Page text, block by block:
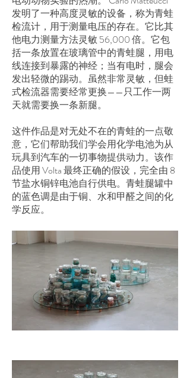
发明了一种高度灵敏的设备，称为青蛙
检流计，用于测量电压的存在。它比其
他电力测量方法灵敏 56,000 倍。它包
括一条放置在玻璃管中的青蛙腿，用电
线连接到暴露的神经；当有电时，腿会
发出轻微的踢动。虽然非常灵敏，但蛙
式检流器需要经常更换——只工作一两
天就需要换一条新腿。
这件作品是对无处不在的青蛙的一点敬
意，它们帮助我们学会用化学电池为从
玩具到汽车的一切事物提供动力。该作
品使用 Volta 最终正确的假设，完全由 8
节盐水铜锌电池自行供电。青蛙腿罐中
的蓝色调是由于铜、水和甲醛之间的化
学反应。